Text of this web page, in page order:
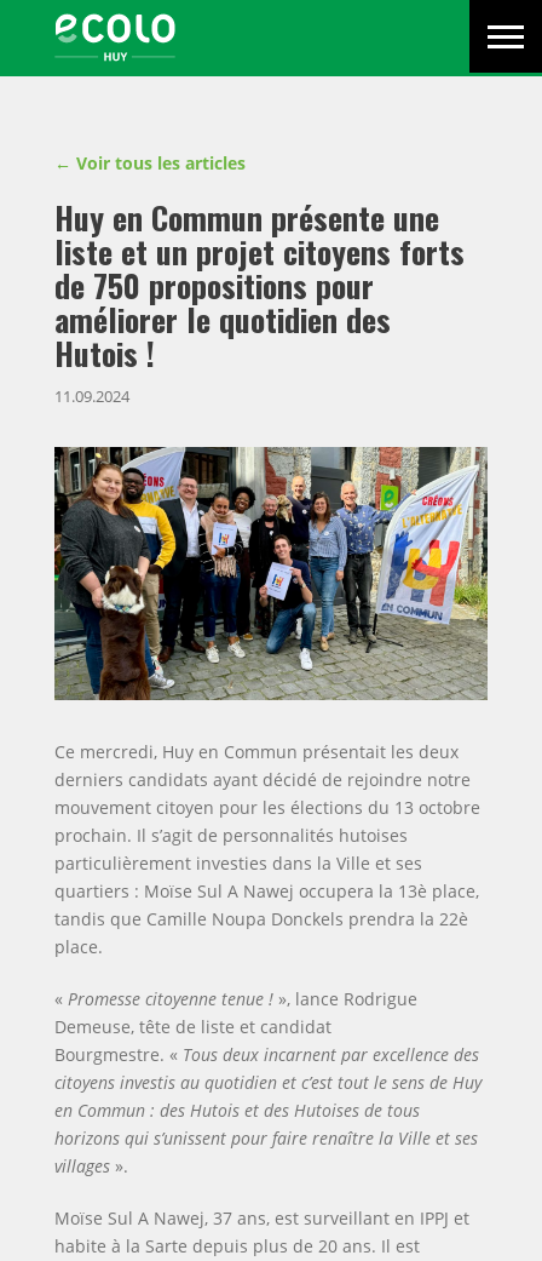
Écolo
Huy
-
un
politique
en
action
pour
les
citoyens
d’aujourd’hui,
l’avenir
de
la
planète
et
des
futures
générations.
Menu
Primaire Menu
Voir tous les articles
Huy en Commun présente une
liste et un projet citoyens forts
de 750 propositions pour
améliorer le quotidien des
Hutois !
11.09.2024
Ce mercredi, Huy en Commun présentait les deux
derniers candidats ayant décidé de rejoindre notre
mouvement citoyen pour les élections du 13 octobre
prochain. Il s’agit de personnalités hutoises
particulièrement investies dans la Ville et ses
quartiers : Moïse Sul A Nawej occupera la 13è place,
tandis que Camille Noupa Donckels prendra la 22è
place.
« Promesse citoyenne tenue !», lance Rodrigue
Demeuse, tête de liste et candidat
Bourgmestre. « Tous deux incarnent par excellence des
citoyens investis au quotidien et c’est tout le sens de Huy
en Commun : des Hutois et des Hutoises de tous
horizons qui s’unissent pour faire renaître la Ville et ses
villages».
Moïse Sul A Nawej, 37 ans, est surveillant en IPPJ et
habite à la Sarte depuis plus de 20 ans. Il est